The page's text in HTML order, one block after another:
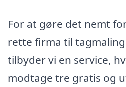
For at gøre det nemt
rette firma til tagmaling
tilbyder vi en service,
modtage tre gratis og